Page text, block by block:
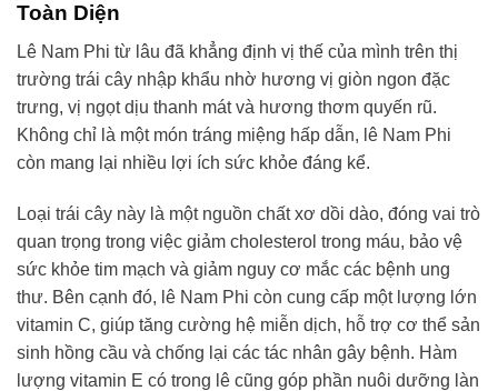
Toàn Diện
Lê Nam Phi từ lâu đã khẳng định vị thế của mình trên thị
trường trái cây nhập khẩu nhờ hương vị giòn ngon đặc
trưng, vị ngọt dịu thanh mát và hương thơm quyến rũ.
Không chỉ là một món tráng miệng hấp dẫn, lê Nam Phi
còn mang lại nhiều lợi ích sức khỏe đáng kể.
Loại trái cây này là một nguồn chất xơ dồi dào, đóng vai trò
quan trọng trong việc giảm cholesterol trong máu, bảo vệ
sức khỏe tim mạch và giảm nguy cơ mắc các bệnh ung
thư. Bên cạnh đó, lê Nam Phi còn cung cấp một lượng lớn
vitamin C, giúp tăng cường hệ miễn dịch, hỗ trợ cơ thể sản
sinh hồng cầu và chống lại các tác nhân gây bệnh. Hàm
lượng vitamin E có trong lê cũng góp phần nuôi dưỡng làn